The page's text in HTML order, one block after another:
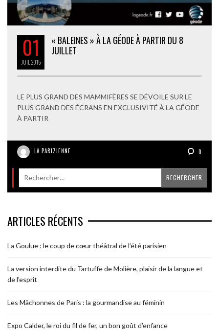
01
JUIL 2015
« BALEINES » À LA GÉODE À PARTIR DU 8
JUILLET
LE PLUS GRAND DES MAMMIFÈRES SE DÉVOILE SUR LE
PLUS GRAND DES ÉCRANS EN EXCLUSIVITÉ À LA GÉODE
À PARTIR
LA PARIZIENNE 0
ARTICLES RÉCENTS
La Goulue : le coup de cœur théâtral de l’été parisien
La version interdite du Tartuffe de Molière, plaisir de la langue et
de l’esprit
Les Mâchonnes de Paris : la gourmandise au féminin
Expo Calder, le roi du fil de fer, un bon goût d’enfance